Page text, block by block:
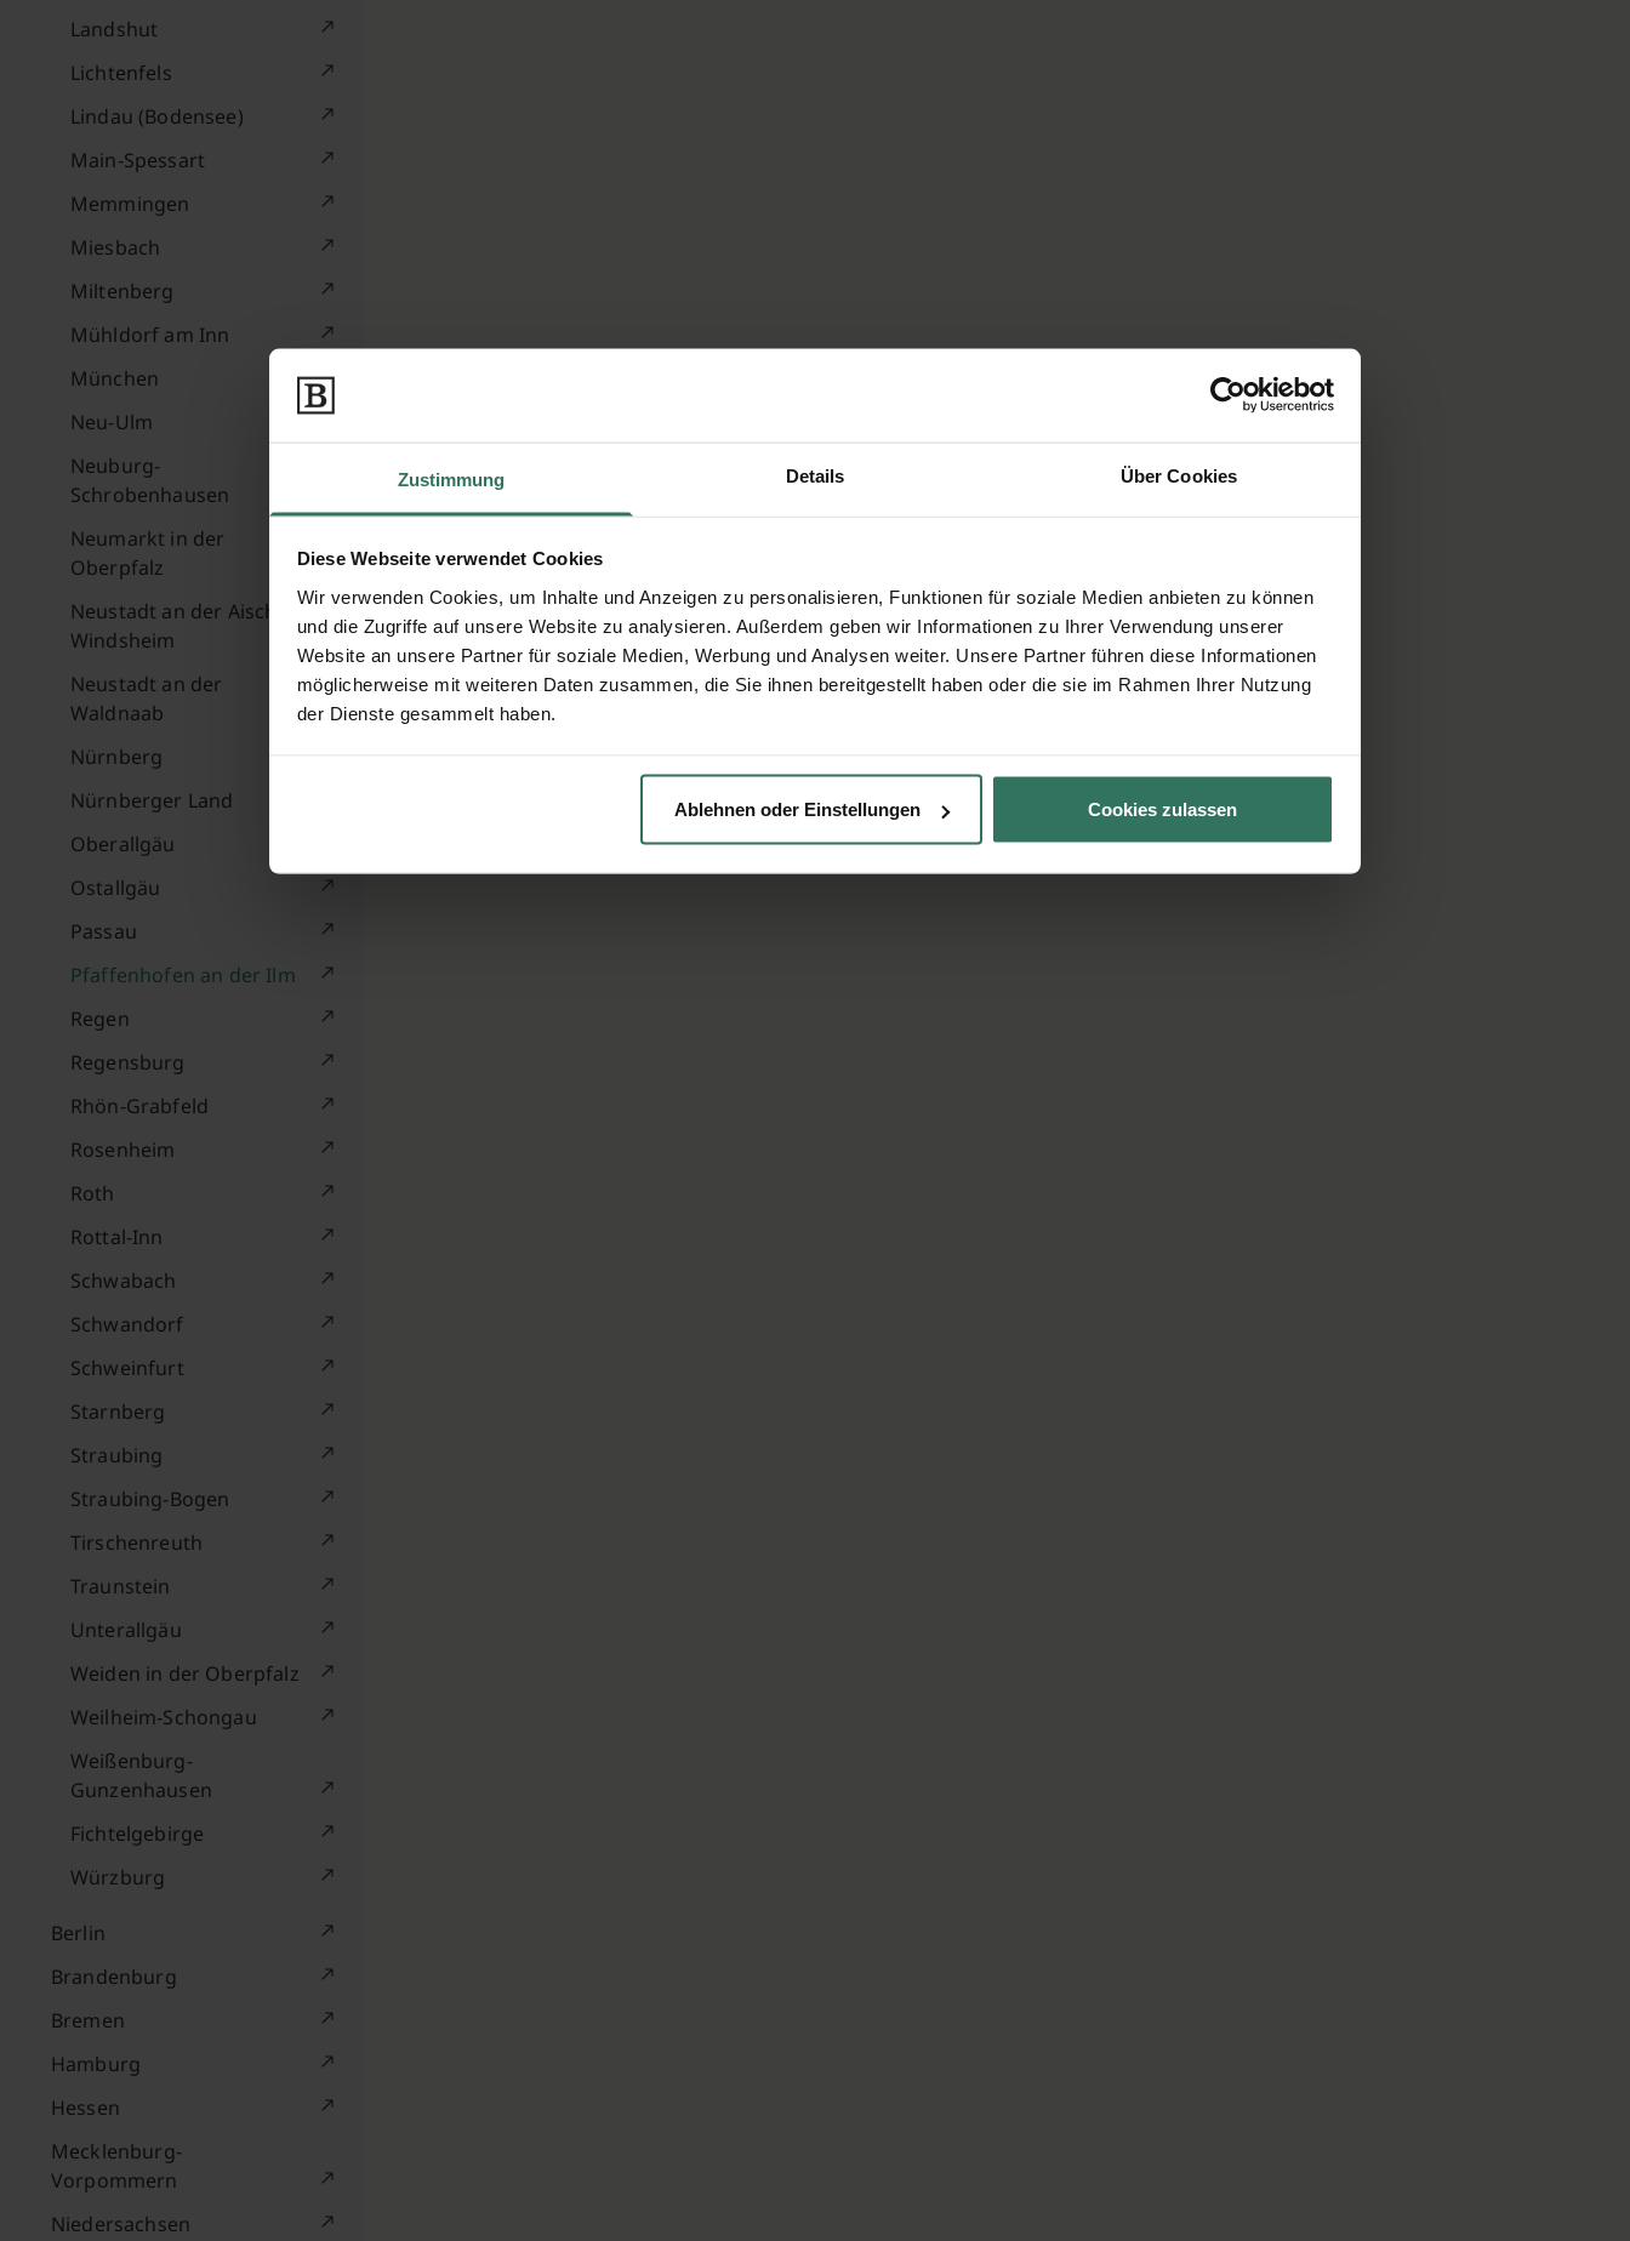
Zustimmung Details Über Cookies
Diese Webseite verwendet Cookies
Wir verwenden Cookies, um Inhalte und Anzeigen zu personalisieren, Funktionen für soziale Medien anbieten zu können
und die Zugriffe auf unsere Website zu analysieren. Außerdem geben wir Informationen zu Ihrer Verwendung unserer
Website an unsere Partner für soziale Medien, Werbung und Analysen weiter. Unsere Partner führen diese Informationen
möglicherweise mit weiteren Daten zusammen, die Sie ihnen bereitgestellt haben oder die sie im Rahmen Ihrer Nutzung
der Dienste gesammelt haben.
Ablehnen oder Einstellungen Cookies zulassen
Landshut
Lichtenfels
Lindau (Bodensee)
Main-Spessart
Memmingen
Miesbach
Miltenberg
Mühldorf am Inn
München
Neu-Ulm
Neuburg-
Schrobenhausen
Neumarkt in der
Oberpfalz
Neustadt an der Aisch-Bad
Windsheim
Neustadt an der
Waldnaab
Nürnberg
Nürnberger Land
Oberallgäu
Ostallgäu
Passau
Pfaffenhofen an der Ilm
Regen
Regensburg
Rhön-Grabfeld
Rosenheim
Roth
Rottal-Inn
Schwabach
Schwandorf
Schweinfurt
Starnberg
Straubing
Straubing-Bogen
Tirschenreuth
Traunstein
Unterallgäu
Weiden in der Oberpfalz
Weilheim-Schongau
Weißenburg-
Gunzenhausen
Fichtelgebirge
Würzburg
Berlin
Brandenburg
Bremen
Hamburg
Hessen
Mecklenburg-
Vorpommern
Niedersachsen